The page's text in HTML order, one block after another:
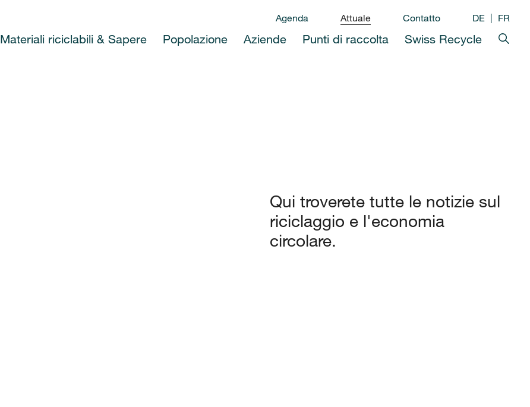
Materiali riciclabili & Sapere Popolazione Aziende Punti di raccolta Swiss Recycle
Agenda Attuale Contatto DE FR
Qui troverete tutte le notizie sul
riciclaggio e l'economia
circolare.